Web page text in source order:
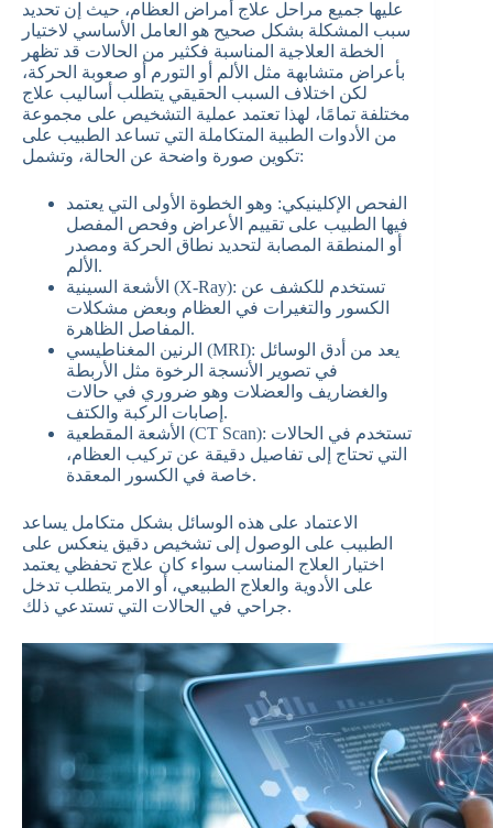
عليها جميع مراحل علاج أمراض العظام، حيث إن تحديد
سبب المشكلة بشكل صحيح هو العامل الأساسي لاختيار
الخطة العلاجية المناسبة فكثير من الحالات قد تظهر
بأعراض متشابهة مثل الألم أو التورم أو صعوبة الحركة،
لكن اختلاف السبب الحقيقي يتطلب أساليب علاج
مختلفة تمامًا، لهذا تعتمد عملية التشخيص على مجموعة
من الأدوات الطبية المتكاملة التي تساعد الطبيب على
تكوين صورة واضحة عن الحالة، وتشمل:
الفحص الإكلينيكي: وهو الخطوة الأولى التي يعتمد
فيها الطبيب على تقييم الأعراض وفحص المفصل
أو المنطقة المصابة لتحديد نطاق الحركة ومصدر
الألم.
الأشعة السينية (X-Ray): تستخدم للكشف عن
الكسور والتغيرات في العظام وبعض مشكلات
المفاصل الظاهرة.
الرنين المغناطيسي (MRI): يعد من أدق الوسائل
في تصوير الأنسجة الرخوة مثل الأربطة
والغضاريف والعضلات وهو ضروري في حالات
إصابات الركبة والكتف.
الأشعة المقطعية (CT Scan): تستخدم في الحالات
التي تحتاج إلى تفاصيل دقيقة عن تركيب العظام،
خاصة في الكسور المعقدة.
الاعتماد على هذه الوسائل بشكل متكامل يساعد
الطبيب على الوصول إلى تشخيص دقيق ينعكس على
اختيار العلاج المناسب سواء كان علاج تحفظي يعتمد
على الأدوية والعلاج الطبيعي، أو الامر يتطلب تدخل
جراحي في الحالات التي تستدعي ذلك.